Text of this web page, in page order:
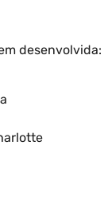
desenvolvida: